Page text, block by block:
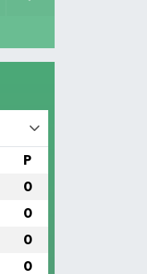
P
0
0
0
0